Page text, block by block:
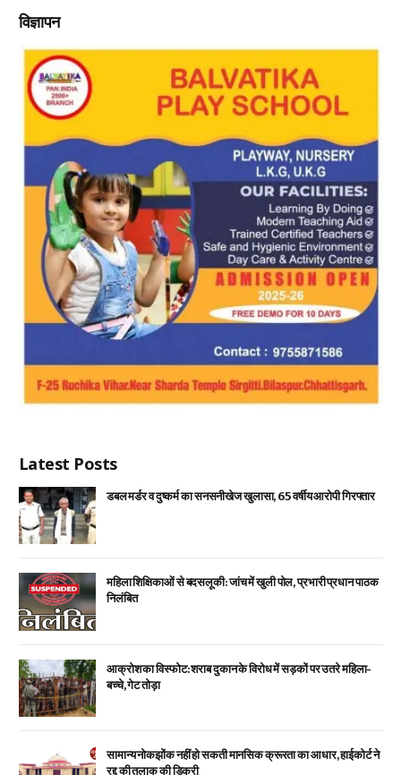
विज्ञापन
Latest Posts
डबल मर्डर व दुष्कर्म का सनसनीखेज खुलासा, 65 वर्षीय आरोपी गिरफ्तार
महिला शिक्षिकाओं से बदसलूकी: जांच में खुली पोल, प्रभारी प्रधान पाठक
निलंबित
आक्रोश का विस्फोट: शराब दुकान के विरोध में सड़कों पर उतरे महिला-
बच्चे, गेट तोड़ा
सामान्य नोकझोंक नहीं हो सकती मानसिक क्रूरता का आधार, हाईकोर्ट ने
रद्द की तलाक की डिक्री